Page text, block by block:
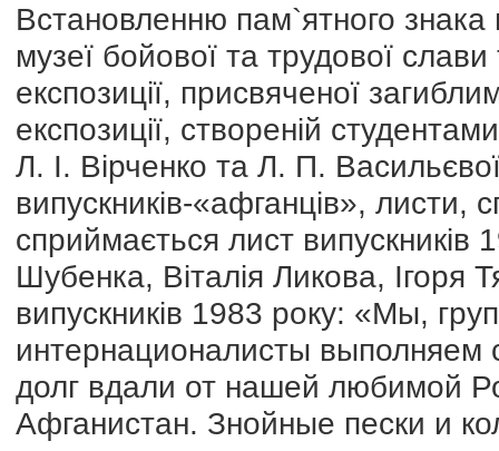
Встановленню пам`ятного знака
музеї бойової та трудової
експозиції, присвяченої
експозиції, створеній
Л. І. Вірченко та Л. П.
випускників-«афганців», листи,
сприймається лист випускників
Шубенка, Віталія Ликова, Ігоря
випускників 1983 року: «Мы,
интернационалисты выполняем
долг вдали от нашей любимой
Афганистан. Знойные пески и